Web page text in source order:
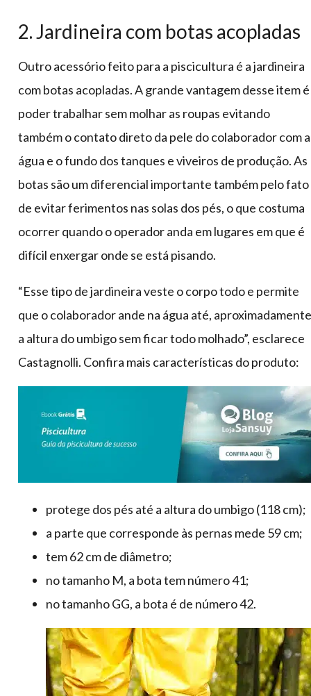
2. Jardineira com botas acopladas
Outro acessório feito para a piscicultura é a jardineira
com botas acopladas. A grande vantagem desse item é
poder trabalhar sem molhar as roupas evitando
também o contato direto da pele do colaborador com a
água e o fundo dos tanques e viveiros de produção. As
botas são um diferencial importante também pelo fato
de evitar ferimentos nas solas dos pés, o que costuma
ocorrer quando o operador anda em lugares em que é
difícil enxergar onde se está pisando.
“Esse tipo de jardineira veste o corpo todo e permite
que o colaborador ande na água até,
a altura do umbigo sem ficar todo molhado”, esclarece
Castagnolli. Confira mais características do produto:
protege dos pés até a altura do umbigo (118 cm);
a parte que corresponde às pernas mede 59 cm;
tem 62 cm de diâmetro;
no tamanho M, a bota tem número 41;
no tamanho GG, a bota é de número 42.